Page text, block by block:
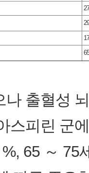
나 출혈성
스피린 군
65 ～ 75